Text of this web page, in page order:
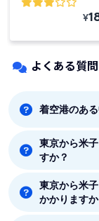
ーン）
¥
よくある質問
着空港のあ
着空港のある
子、出雲、隠
東京から米
すか？
東京から米
す。
東京から米
かかりますか